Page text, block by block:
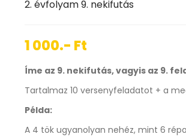
2. évfolyam 9. nekifutás
1 000.- Ft
Íme az 9. nekifutás, vagyis az 9.
Tartalmaz 10 versenyfeladatot + a
Példa:
A 4 tök ugyanolyan nehéz, mint 6